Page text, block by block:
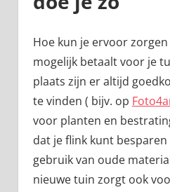
Hoe kun je ervoor
mogelijk betaalt voor je
plaats zijn er altijd
te vinden ( bijv. op
voor planten en
dat je flink kunt
gebruik van oude
nieuwe tuin zorgt ook